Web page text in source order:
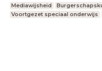
Mediawijsheid
Voortgezet speciaal onderwijs